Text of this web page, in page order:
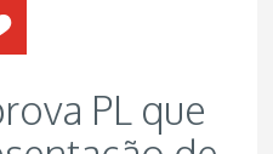
PL que